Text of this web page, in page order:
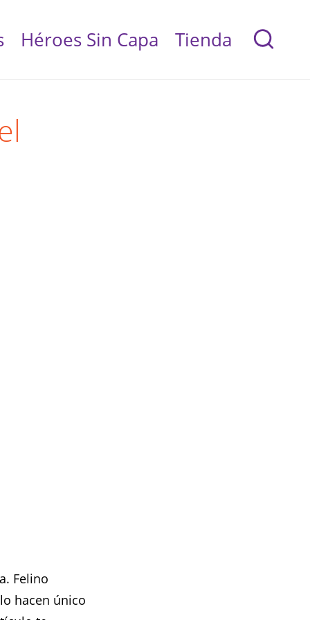
Héroes Sin Capa Tienda
Felino
hacen único